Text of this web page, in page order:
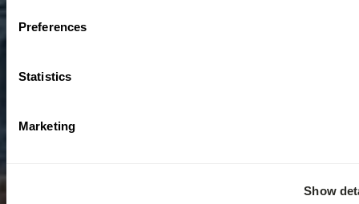
Preferences
Statistics
Marketing
Show